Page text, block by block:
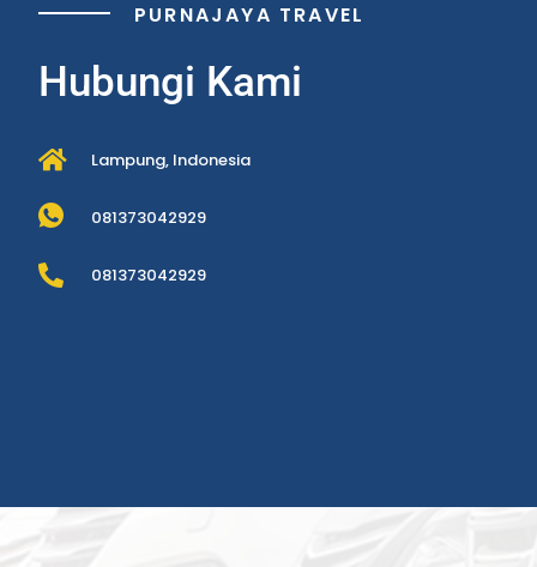
PURNAJAYA TRAVEL
Hubungi Kami
Lampung, Indonesia
081373042929
081373042929